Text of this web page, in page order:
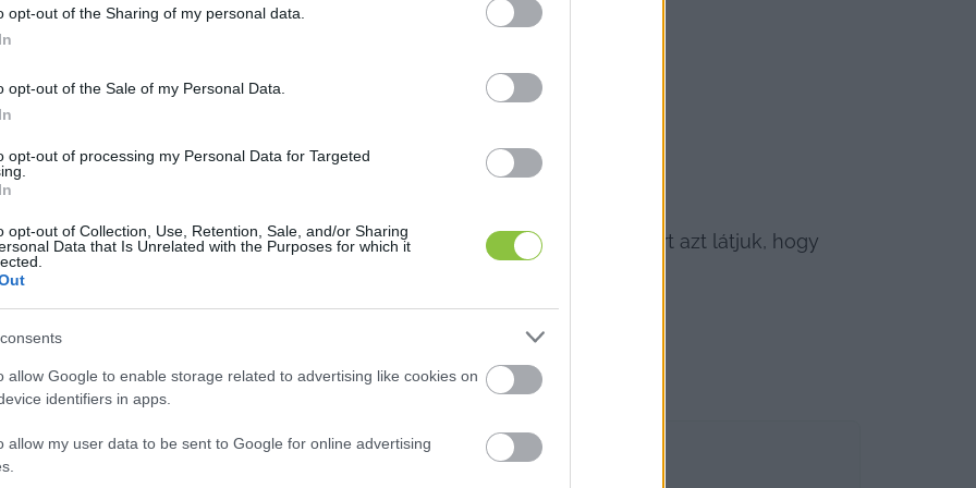
opt-out of the Sharing of my personal data.
opt-out of the Sale of my Personal Data.
opt-out of processing my Personal Data for Targeted
opt-out of Collection, Use, Retention, Sale, and/or Sharing
Data that Is Unrelated with the Purposes for which it
allow Google to enable storage related to advertising like cookies on
identifiers in apps.
allow my user data to be sent to Google for online advertising
automatikusan rögzíti és vágja az anyagot. Pont ezért hoztuk létre, mert azt látjuk, hogy
HIRDETÉS